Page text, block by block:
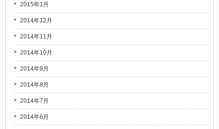
2015年1月
2014年12月
2014年11月
2014年10月
2014年9月
2014年8月
2014年7月
2014年6月